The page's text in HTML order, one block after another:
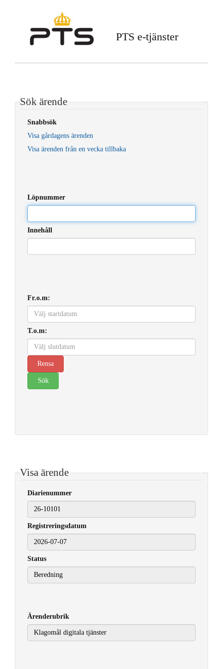
PTS e-tjänster
Sök ärende
Snabbsök
Visa gårdagens ärenden
Visa ärenden från en vecka tillbaka
Löpnummer
Innehåll
Fr.o.m:
T.o.m:
Visa ärende
Diarienummer
Registreringsdatum
2026-07-07
Status
Ärenderubrik